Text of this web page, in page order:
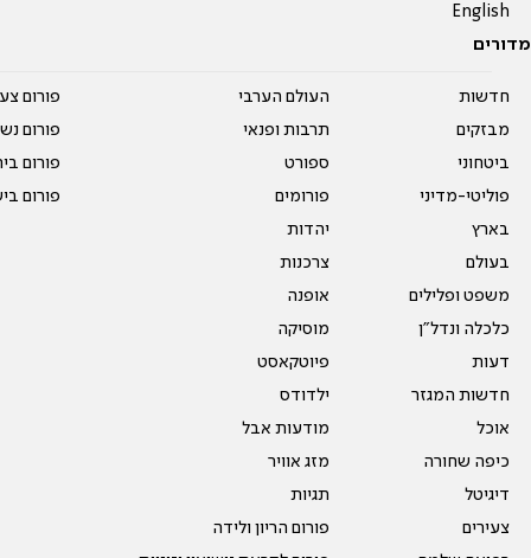
English
מדורים
חדשות
מבזקים
ביטחוני
פוליטי-מדיני
בארץ
בעולם
משפט ופלילים
כלכלה ונדל"ן
דעות
חדשות המגזר
אוכל
כיפה שחורה
דיגיטל
צעירים
העולם הערבי
תרבות ופנאי
ספורט
פורומים
יהדות
צרכנות
אופנה
מוסיקה
פיוטקאסט
ילדודס
מודעות אבל
מזג אוויר
תגיות
פורום הריון ולידה
פורום
פורום
פורום
פורום